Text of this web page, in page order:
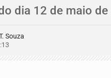
dia 12 de maio
Souza